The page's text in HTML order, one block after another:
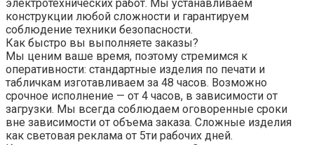
электротехнических работ. Мы устанавливаем
конструкции любой сложности и гарантируем
соблюдение техники безопасности.
Как быстро вы выполняете заказы?
Мы ценим ваше время, поэтому стремимся к
оперативности: стандартные изделия по печати и
табличкам изготавливаем за 48 часов. Возможно
срочное исполнение — от 4 часов, в зависимости от
загрузки. Мы всегда соблюдаем оговоренные сроки
вне зависимости от объема заказа. Сложные изделия
как световая реклама от 5ти рабочих дней.